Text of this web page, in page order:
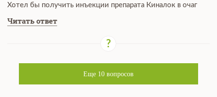
Хотел бы получить инъекции препарата Киналок в очаг
Читать ответ
Еще 10 вопросов